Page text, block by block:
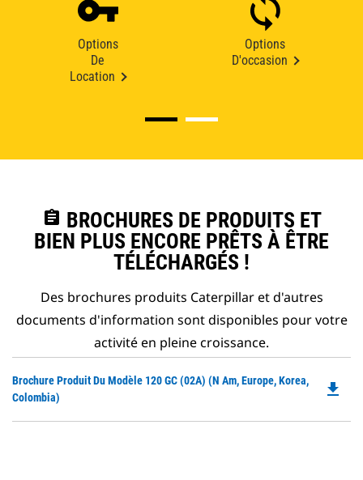
Options
De
Location
Options
D'occasion
assignment BROCHURES DE PRODUITS ET
BIEN PLUS ENCORE PRÊTS À ÊTRE
TÉLÉCHARGÉS !
Des brochures produits Caterpillar et d'autres
documents d'information sont disponibles pour votre
activité en pleine croissance.
Brochure Produit Du Modèle 120 GC (02A) (N Am, Europe, Korea,
Colombia)
file_download